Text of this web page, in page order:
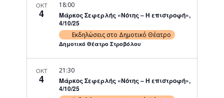
ΟΚΤ
4
Μάρκος Σεφερλής «Νότης – Η επιστροφή»,
4/10/25
18:00
Εκδηλώσεις στο Δημοτικό Θέατρο
Δημοτικό Θέατρο Στροβόλου
ΟΚΤ
4
Μάρκος Σεφερλής «Νότης – Η επιστροφή»,
4/10/25
21:30